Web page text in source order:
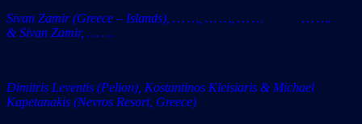
Sivan Zamir (Greece – Islands), … …, … …, … … … ….
& Sivan Zamir, … …
Dimitris Leventis (Pelion), Kostantinos Kleisiaris & Michael
Kapetanakis (Nevros Resort, Greece)